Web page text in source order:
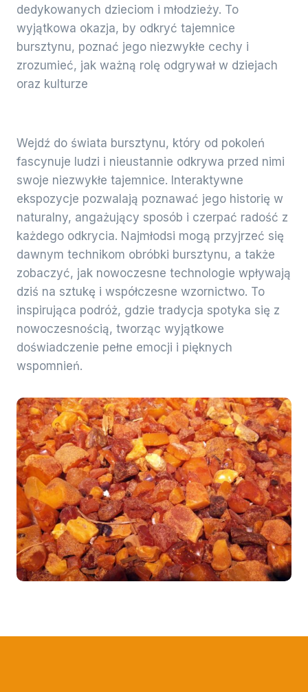
dedykowanych dzieciom i młodzieży. To
wyjątkowa okazja, by odkryć tajemnice
bursztynu, poznać jego niezwykłe cechy i
zrozumieć, jak ważną rolę odgrywał w dziejach
oraz kulturze
Wejdź do świata bursztynu, który od pokoleń
fascynuje ludzi i nieustannie odkrywa przed nimi
swoje niezwykłe tajemnice. Interaktywne
ekspozycje pozwalają poznawać jego historię w
naturalny, angażujący sposób i czerpać radość z
każdego odkrycia. Najmłodsi mogą przyjrzeć się
dawnym technikom obróbki bursztynu, a także
zobaczyć, jak nowoczesne technologie wpływają
dziś na sztukę i współczesne wzornictwo. To
inspirująca podróż, gdzie tradycja spotyka się z
nowoczesnością, tworząc wyjątkowe
doświadczenie pełne emocji i pięknych
wspomnień.